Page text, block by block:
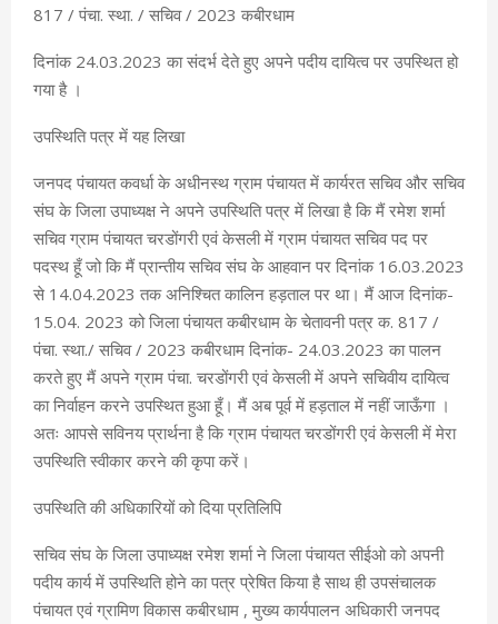
817 / पंचा. स्था. / सचिव / 2023 कबीरधाम
दिनांक 24.03.2023 का संदर्भ देते हुए अपने पदीय दायित्व पर उपस्थित हो
गया है ।
उपस्थिति पत्र में यह लिखा
जनपद पंचायत कवर्धा के अधीनस्थ ग्राम पंचायत में कार्यरत सचिव और सचिव
संघ के जिला उपाध्यक्ष ने अपने उपस्थिति पत्र में लिखा है कि मैं रमेश शर्मा
सचिव ग्राम पंचायत चरडोंगरी एवं केसली में ग्राम पंचायत सचिव पद पर
पदस्थ हूँ जो कि मैं प्रान्तीय सचिव संघ के आहवान पर दिनांक 16.03.2023
से 14.04.2023 तक अनिश्चित कालिन हड़ताल पर था। मैं आज दिनांक-
15.04. 2023 को जिला पंचायत कबीरधाम के चेतावनी पत्र क. 817 /
पंचा. स्था./ सचिव / 2023 कबीरधाम दिनांक- 24.03.2023 का पालन
करते हुए मैं अपने ग्राम पंचा. चरडोंगरी एवं केसली में अपने सचिवीय दायित्व
का निर्वाहन करने उपस्थित हुआ हूँ। मैं अब पूर्व में हड़ताल में नहीं जाऊँगा ।
अतः आपसे सविनय प्रार्थना है कि ग्राम पंचायत चरडोंगरी एवं केसली में मेरा
उपस्थिति स्वीकार करने की कृपा करें।
उपस्थिति की अधिकारियों को दिया प्रतिलिपि
सचिव संघ के जिला उपाध्यक्ष रमेश शर्मा ने जिला पंचायत सीईओ को अपनी
पदीय कार्य में उपस्थिति होने का पत्र प्रेषित किया है साथ ही उपसंचालक
पंचायत एवं ग्रामिण विकास कबीरधाम , मुख्य कार्यपालन अधिकारी जनपद